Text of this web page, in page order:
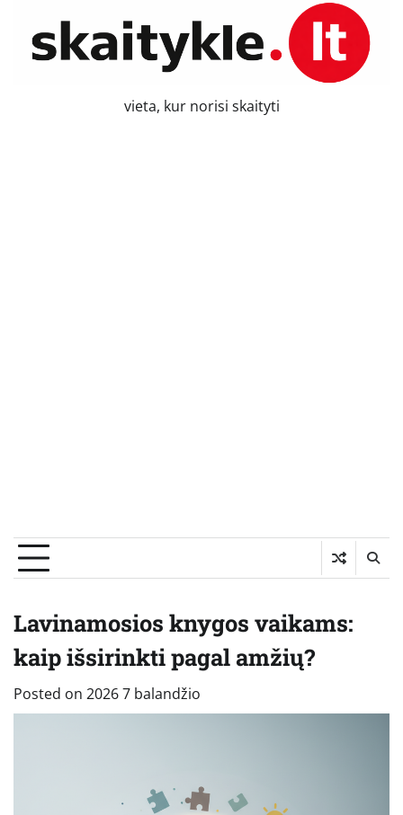
content
vieta, kur norisi skaityti
Lavinamosios knygos vaikams:
kaip išsirinkti pagal amžių?
Posted on 2026 7 balandžio